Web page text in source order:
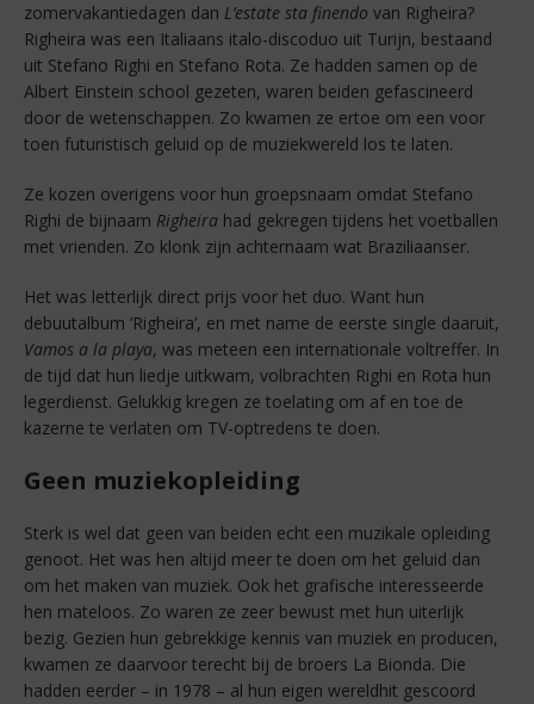
zomervakantiedagen dan L’estate sta finendo van Righeira?
Righeira was een Italiaans italo-discoduo uit Turijn, bestaand
uit Stefano Righi en Stefano Rota. Ze hadden samen op de
Albert Einstein school gezeten, waren beiden gefascineerd
door de wetenschappen. Zo kwamen ze ertoe om een voor
toen futuristisch geluid op de muziekwereld los te laten.
Ze kozen overigens voor hun groepsnaam omdat Stefano
Righi de bijnaam Righeira had gekregen tijdens het voetballen
met vrienden. Zo klonk zijn achternaam wat Braziliaanser.
Het was letterlijk direct prijs voor het duo. Want hun
debuutalbum ‘Righeira’, en met name de eerste single daaruit,
Vamos a la playa, was meteen een internationale voltreffer. In
de tijd dat hun liedje uitkwam, volbrachten Righi en Rota hun
legerdienst. Gelukkig kregen ze toelating om af en toe de
kazerne te verlaten om TV-optredens te doen.
Geen muziekopleiding
Sterk is wel dat geen van beiden echt een muzikale opleiding
genoot. Het was hen altijd meer te doen om het geluid dan
om het maken van muziek. Ook het grafische interesseerde
hen mateloos. Zo waren ze zeer bewust met hun uiterlijk
bezig. Gezien hun gebrekkige kennis van muziek en producen,
kwamen ze daarvoor terecht bij de broers La Bionda. Die
hadden eerder – in 1978 – al hun eigen wereldhit gescoord